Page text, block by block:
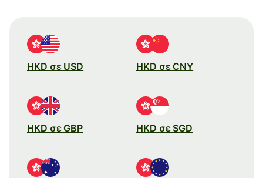
HKD σε USD HKD σε CNY
HKD σε GBP HKD σε SGD